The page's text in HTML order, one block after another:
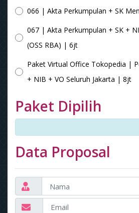
066 | Akta Perkumpulan + SK
067 | Akta Perkumpulan + SK +
(OSS RBA) | 6jt
Paket Virtual Office Tokopedia |
+ NIB + VO Seluruh Jakarta | 8jt
Paket Dipilih
Data Proposal